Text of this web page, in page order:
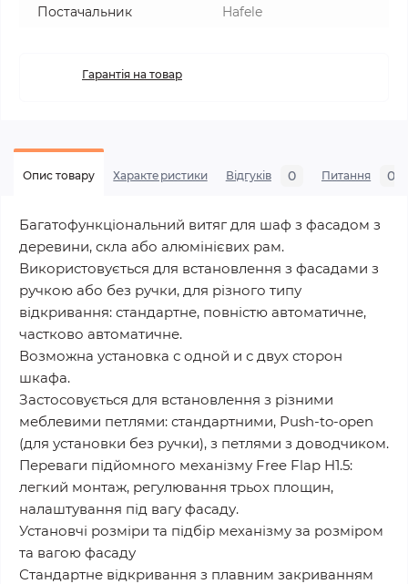
Постачальник
Hafele
Гарантія на товар
Опис товару Характеристики Відгуків 0 Питання 0
Багатофункціональний витяг для шаф з фасадом з
деревини, скла або алюмінієвих рам.
Використовується для встановлення з фасадами з
ручкою або без ручки, для різного типу
відкривання: стандартне, повністю автоматичне,
частково автоматичне.
Возможна установка с одной и с двух сторон
шкафа.
Застосовується для встановлення з різними
меблевими петлями: стандартними, Push-to-open
(для установки без ручки), з петлями з доводчиком.
Переваги підйомного механізму Free Flap H1.5:
легкий монтаж, регулювання трьох площин,
налаштування під вагу фасаду.
Установчі розміри та підбір механізму за розміром
та вагою фасаду
Стандартне відкривання з плавним закриванням